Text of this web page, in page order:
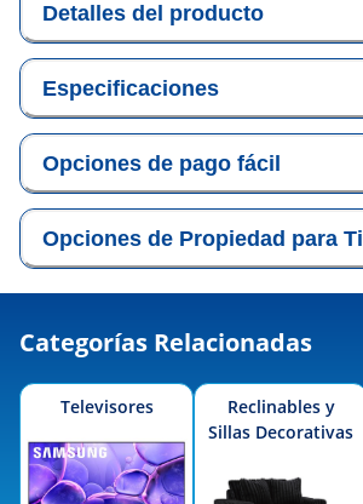
Detalles del producto
Especificaciones
Opciones de pago fácil
Opciones de Propiedad para Ti
Categorías Relacionadas
Televisores
Reclinables y
Sillas Decorativas